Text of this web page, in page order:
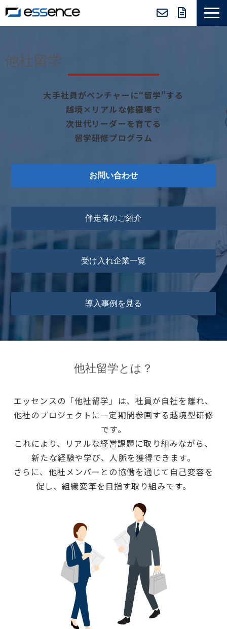
会社紹介
導入事例
採用情報
他社留学
大手社員がベンチャーに“留学”する
越境×リアルな修羅場で
次世代リーダーを育てる
留学研修プログラム
お問い合わせ
伴走者のご紹介
受け入れ企業一覧
導入事例を見る
他社留学とは？
エッセンスの「他社留学」は、社員が自社を離れ、
他社のプロジェクトに一定期間参画する越境型研修
です。
これにより、リアルな経営課題に取り組みながら、
新たな経験や学び、人脈を獲得できます。
さらに、他社メンバーとの協働を通じて自己変容を
促し、組織変革を目指す取り組みです。